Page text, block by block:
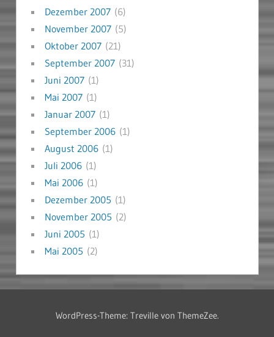
Dezember 2007(6)
November 2007(5)
Oktober 2007(21)
September 2007(31)
Juni 2007(1)
Mai 2007(1)
Januar 2007(1)
September 2006(1)
August 2006(1)
Juli 2006(1)
Mai 2006(1)
Dezember 2005 (1)
November 2005 (2)
Juni 2005 (1)
Mai 2005 (2)
WordPress-Theme: Treville von ThemeZee.